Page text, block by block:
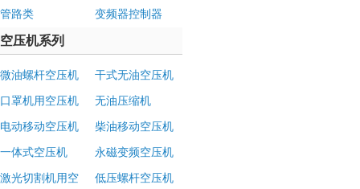
管路类 变频器控制器
空压机系列
微油螺杆空压机 干式无油空压机
口罩机用空压机 无油压缩机
电动移动空压机 柴油移动空压机
一体式空压机 永磁变频空压机
激光切割机用空
低压螺杆空压机